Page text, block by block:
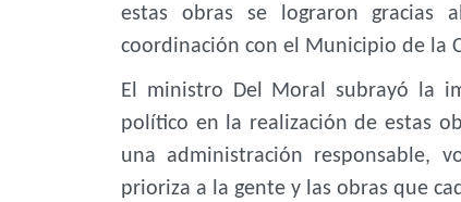
estas obras se lograron gracias
coordinación con el Municipio de la
El ministro Del Moral subrayó la
político en la realización de estas
una administración responsable,
prioriza a la gente y las obras que